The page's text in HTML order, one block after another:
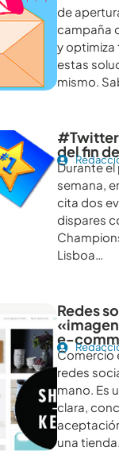
de
campaña
y optimiza
estas
mismo.
del fin
Durante
semana,
cita dos
dispares
Lisboa…
Redes
e-
Comercio
redes
mano. Es
clara,
una